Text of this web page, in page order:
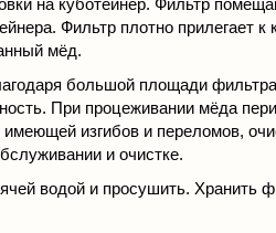
на куботейнер. Фильтр
Фильтр плотно прилегает к
мёд.
большой площади
При процеживании мёда
изгибов и переломов,
и очистке.
водой и просушить. Хранить